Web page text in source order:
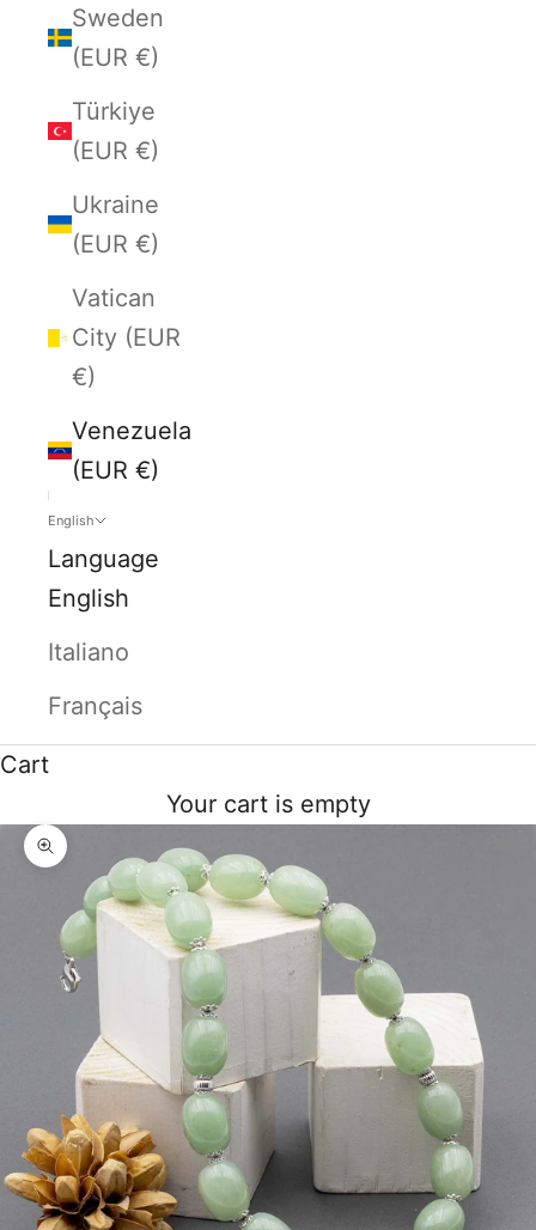
Sweden
(EUR €)
Türkiye
(EUR €)
Ukraine
(EUR €)
Vatican
City (EUR
€)
Venezuela
(EUR €)
English
Language
English
Italiano
Français
Cart
Your cart is empty
Zoom picture